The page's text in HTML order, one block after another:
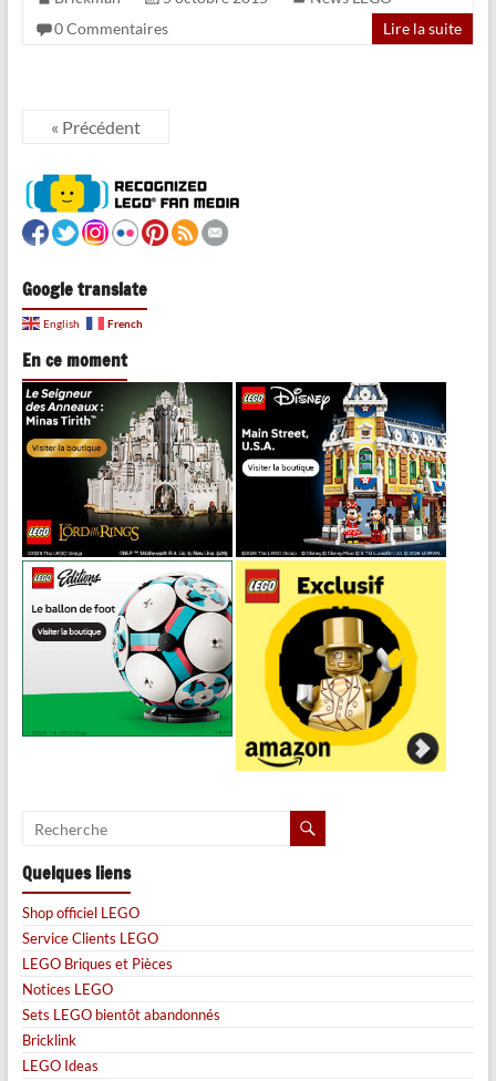
0 Commentaires
Lire la suite
« Précédent
Google translate
English French
En ce moment
Quelques liens
Shop officiel LEGO
Service Clients LEGO
LEGO Briques et Pièces
Notices LEGO
Sets LEGO bientôt abandonnés
Bricklink
LEGO Ideas